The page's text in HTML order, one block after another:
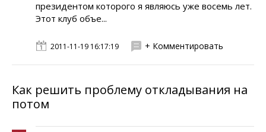
президентом которого я являюсь уже восемь лет.
Этот клуб объе...
2011-11-19 16:17:19 + Комментировать
Как решить проблему откладывания на
потом